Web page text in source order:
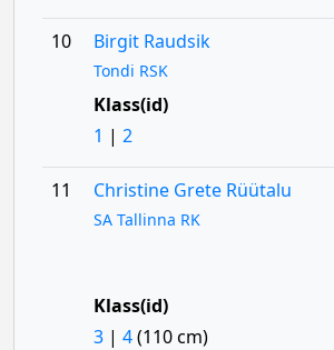
10 Birgit Raudsik
Tondi RSK
Klass(id)
1 | 2
11 Christine Grete Rüütalu
SA Tallinna RK
Klass(id)
3| 4(110 cm)